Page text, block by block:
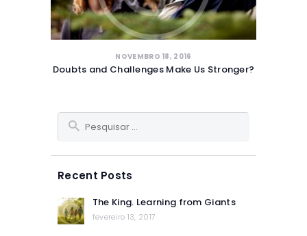
NOVEMBRO 18, 2016
Doubts and Challenges Make Us Stronger?
Pesquisar
por:
Recent Posts
The King. Learning from Giants
fevereiro 13, 2017